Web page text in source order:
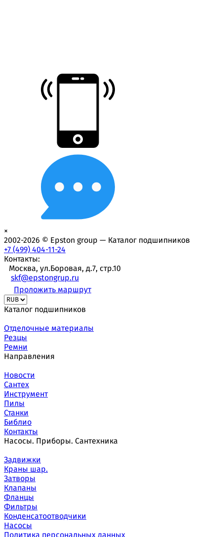
×
2002-2026 © Epston group — Каталог подшипников
+7 (499) 404-11-24
Контакты:
Москва, ул.Боровая, д.7, стр.10
skf@epstongrup.ru
Проложить маршрут
Каталог подшипников
Отделочные материалы
Резцы
Ремни
Направления
Новости
Сантех
Инструмент
Пилы
Станки
Библио
Контакты
Насосы. Приборы. Сантехника
Задвижки
Краны шар.
Затворы
Клапаны
Фланцы
Фильтры
Конденсатоотводчики
Насосы
Политика персональных данных